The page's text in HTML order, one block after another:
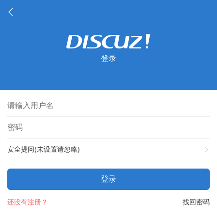
登录
安全提问(未设置请忽略)
登录
找回密码
还没有注册？